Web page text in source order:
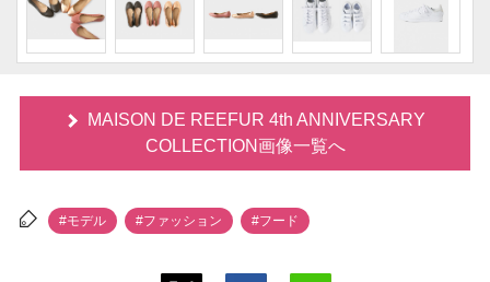
MAISON DE REEFUR 4th ANNIVERSARY
COLLECTION画像一覧へ
#モデル #ファッション #フード